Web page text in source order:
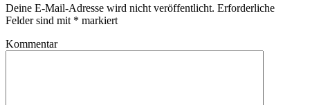
Deine E-Mail-Adresse wird nicht veröffentlicht. Erforderliche
Felder sind mit * markiert
Kommentar